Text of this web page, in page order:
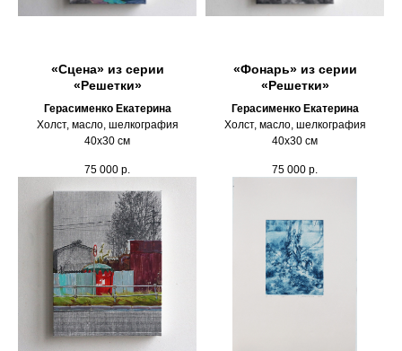
«Сцена» из серии
«Решетки»
Герасименко Екатерина
Холст, масло, шелкография
40х30 см
75 000 р.
«Фонарь» из серии
«Решетки»
Герасименко Екатерина
Холст, масло, шелкография
40х30 см
75 000 р.